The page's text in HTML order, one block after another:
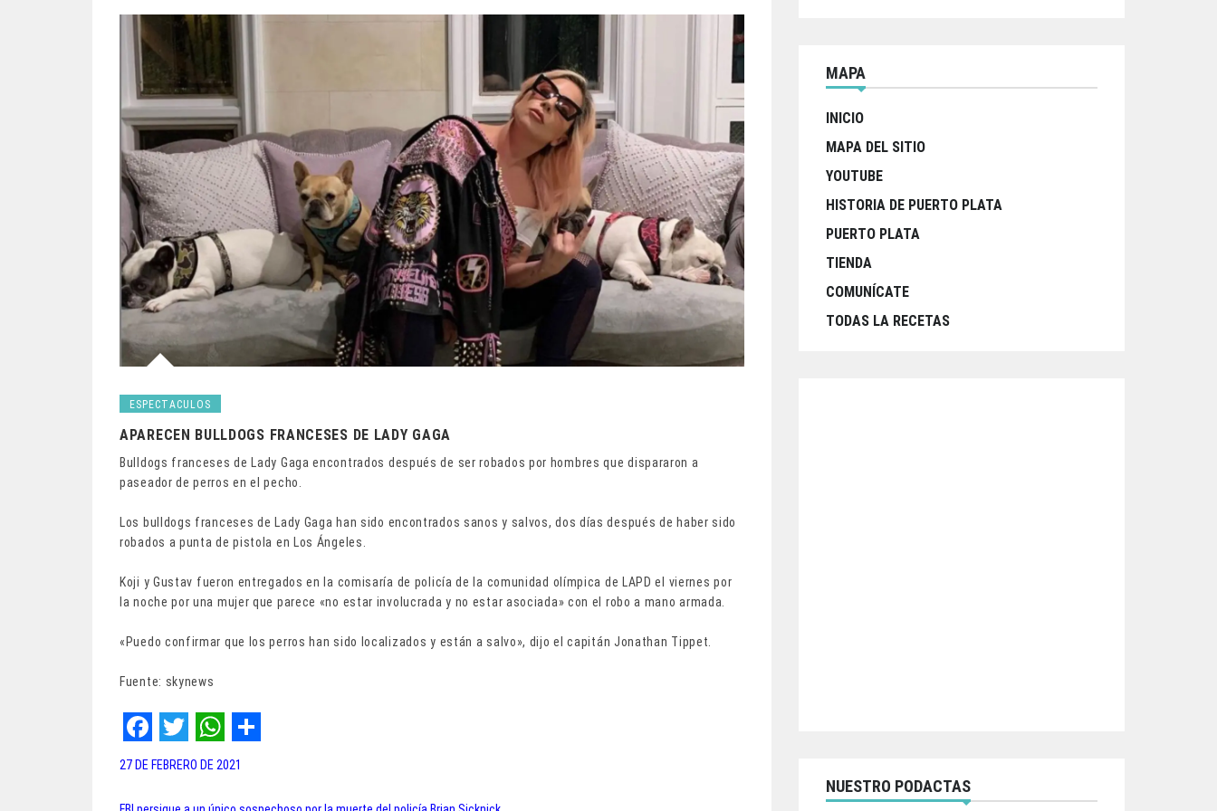
ESPECTACULOS
APARECEN BULLDOGS FRANCESES DE LADY GAGA
Bulldogs franceses de Lady Gaga encontrados después de ser robados por hombres que dispararon a
paseador de perros en el pecho.
Los bulldogs franceses de Lady Gaga han sido encontrados sanos y salvos, dos días después de haber sido
robados a punta de pistola en Los Ángeles.
Koji y Gustav fueron entregados en la comisaría de policía de la comunidad olímpica de LAPD el viernes por
la noche por una mujer que parece «no estar involucrada y no estar asociada» con el robo a mano armada.
«Puedo confirmar que los perros han sido localizados y están a salvo», dijo el capitán Jonathan Tippet.
Fuente: skynews
F
T
W S
27 DE FEBRERO DE 2021
MAPA
INICIO
MAPA DEL SITIO
YOUTUBE
HISTORIA DE PUERTO PLATA
PUERTO PLATA
TIENDA
COMUNÍCATE
TODAS LA RECETAS
NUESTRO PODACTAS